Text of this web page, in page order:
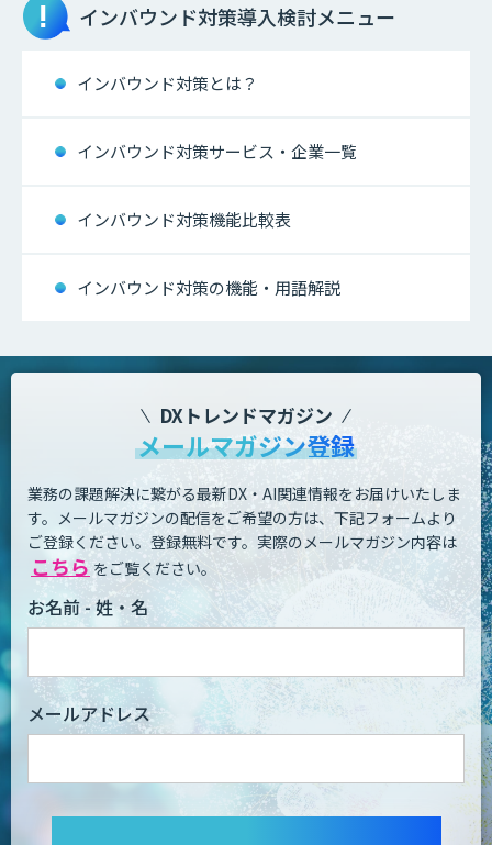
インバウンド対策導入検討メニュー
インバウンド対策とは？
インバウンド対策サービス・企業一覧
インバウンド対策機能比較表
インバウンド対策の機能・用語解説
DXトレンドマガジン
メールマガジン登録
業務の課題解決に繋がる最新DX・AI関連情報をお届けいたしま
す。 メールマガジンの配信をご希望の方は、下記フォームより
ご登録ください。登録無料です。 実際のメールマガジン内容は
こちら をご覧ください。
お名前 - 姓・名
メールアドレス